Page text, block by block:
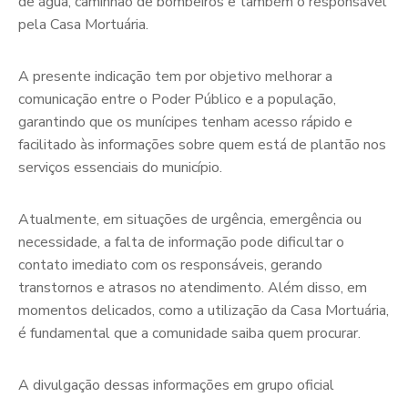
pela Casa Mortuária.
A presente indicação tem por objetivo melhorar a
comunicação entre o Poder Público e a população,
garantindo que os munícipes tenham acesso rápido e
facilitado às informações sobre quem está de plantão nos
serviços essenciais do município.
Atualmente, em situações de urgência, emergência ou
necessidade, a falta de informação pode dificultar o
contato imediato com os responsáveis, gerando
transtornos e atrasos no atendimento. Além disso, em
momentos delicados, como a utilização da Casa Mortuária,
é fundamental que a comunidade saiba quem procurar.
A divulgação dessas informações em grupo oficial